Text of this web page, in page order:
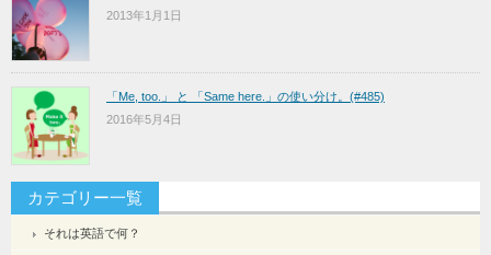
2013年1月1日
「Me, too.」 と 「Same here.」の使い分け。(#485)
2016年5月4日
カテゴリー一覧
それは英語で何？